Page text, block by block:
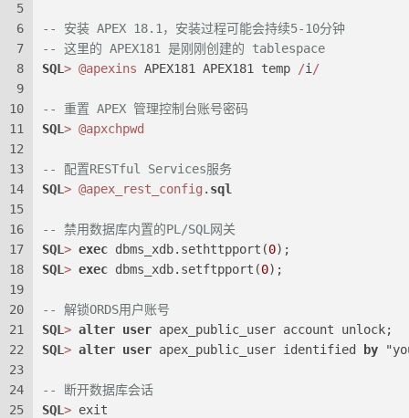
5
6
7
8
9
10
11
12
13
14
15
16
17
18
19
20
21
22
23
24
25
-- 安装 APEX 18.1，安装过程可能会持续5-10分钟
-- 这里的 APEX181 是刚刚创建的 tablespace
SQL > @apexins APEX181 APEX181 temp /i /
-- 重置 APEX 管理控制台账号密码
SQL > @apxchpwd
-- 配置RESTful Services服务
SQL > @apex_rest_config . sql
-- 禁用数据库内置的PL/SQL网关
SQL > exec dbms_xdb.sethttpport(0);
SQL > exec dbms_xdb.setftpport(0);
-- 解锁ORDS用户账号
SQL > alter user apex_public_user account unlock;
SQL > alter user apex_public_user identified by
-- 断开数据库会话
SQL > exit